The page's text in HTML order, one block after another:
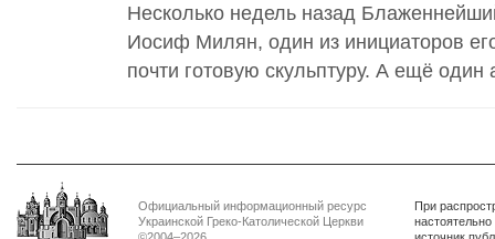
Несколько недель назад
Иосиф Милян, один из инициаторов
почти готовую скульптуру. А ещё один
Официальный информационный ресурс
Украинской Греко-Католической Церкви
При